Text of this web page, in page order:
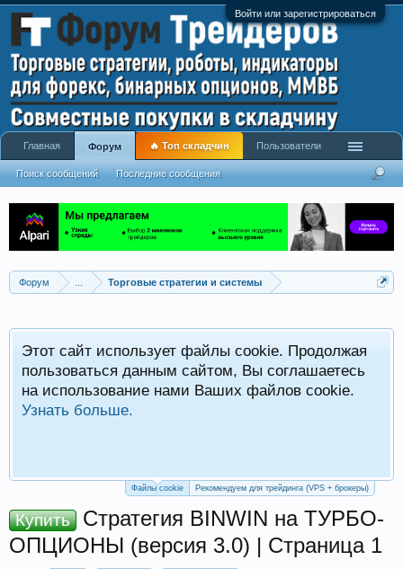
Войти или зарегистрироваться
Форум Торговые стратегии и системы
Этот сайт использует файлы cookie. Продолжая
пользоваться данным сайтом, Вы соглашаетесь
на использование нами Ваших файлов cookie.
Узнать больше.
Файлы cookie Рекомендуем для трейдинга (VPS + брокеры)
Купить
Стратегия BINWIN на ТУРБО-
ОПЦИОНЫ (версия 3.0) | Страница 1
Главная Форум
Поиск сообщений Последние сообщения
🔥 Топ складчин Пользователи